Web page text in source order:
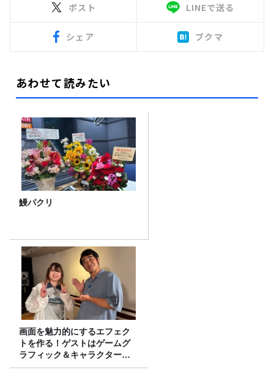
ポスト LINEで送る
シェア ブクマ
あわせて読みたい
鰻パクリ
画面を魅力的にするエフェク
トを作る！ゲストはゲームグ
ラフィック＆キャラクター専
攻の遠藤里桜さん！